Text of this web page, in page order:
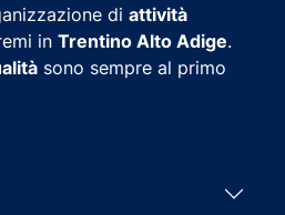
di attività
in Trentino Alto Adige.
sono sempre al primo